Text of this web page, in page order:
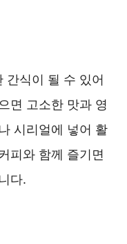
간식이 될 수 있어
면 고소한 맛과 영
시리얼에 넣어 활
피와 함께 즐기면
다.